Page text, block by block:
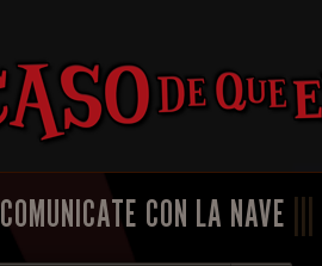
COMUNICATE CON LA NAVE